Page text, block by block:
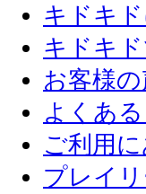
キドキ
キドキ
お客様の
よくあ
ご利用
プレイ